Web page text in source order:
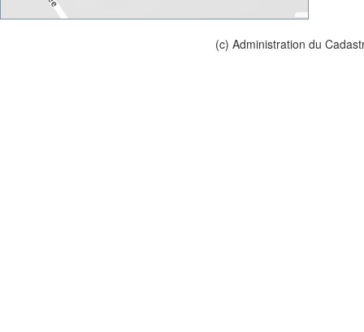
(c) Administration du